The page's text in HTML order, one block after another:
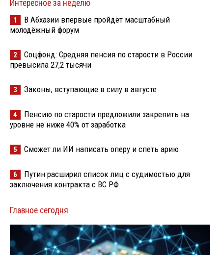
Интересное за неделю
1
В Абхазии впервые пройдёт масштабный
молодёжный форум
2
Соцфонд: Средняя пенсия по старости в России
превысила 27,2 тысячи
3 Законы, вступающие в силу в августе
4
Пенсию по старости предложили закрепить на
уровне не ниже 40% от заработка
5 Сможет ли ИИ написать оперу и спеть арию
6
Путин расширил список лиц с судимостью для
заключения контракта с ВС РФ
Главное сегодня